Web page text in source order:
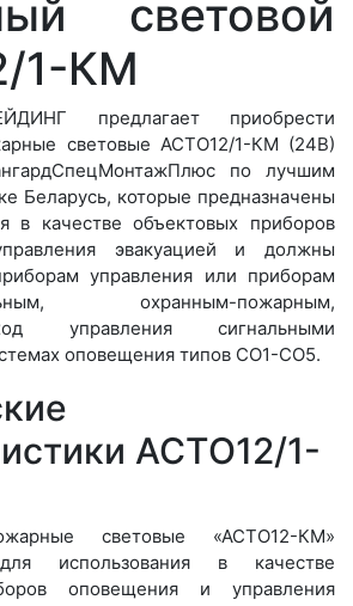
световой
1-КМ
предлагает приобрести
световые АСТО12/1-КМ (24В)
по лучшим
Беларусь, которые предназначены
в качестве объектовых приборов
эвакуацией и должны
управления или приборам
охранным-пожарным,
управления сигнальными
оповещения типов СО1-СО5.
АСТО12/1-
световые «АСТО12-КМ»
использования в качестве
оповещения и управления